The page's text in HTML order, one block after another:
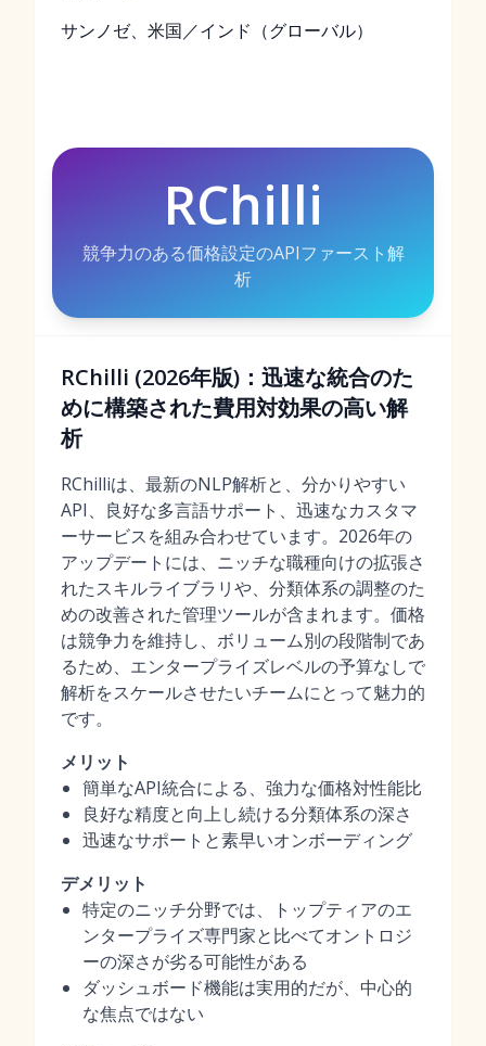
サンノゼ、米国／インド（グローバル）
RChilli
競争力のある価格設定のAPIファースト解
析
RChilli (2026年版)：迅速な統合のた
めに構築された費用対効果の高い解
析
RChilliは、最新のNLP解析と、分かりやすい
API、良好な多言語サポート、迅速なカスタマ
ーサービスを組み合わせています。2026年の
アップデートには、ニッチな職種向けの拡張さ
れたスキルライブラリや、分類体系の調整のた
めの改善された管理ツールが含まれます。価格
は競争力を維持し、ボリューム別の段階制であ
るため、エンタープライズレベルの予算なしで
解析をスケールさせたいチームにとって魅力的
です。
メリット
簡単なAPI統合による、強力な価格対性能比
良好な精度と向上し続ける分類体系の深さ
迅速なサポートと素早いオンボーディング
デメリット
特定のニッチ分野では、トップティアのエ
ンタープライズ専門家と比べてオントロジ
ーの深さが劣る可能性がある
ダッシュボード機能は実用的だが、中心的
な焦点ではない